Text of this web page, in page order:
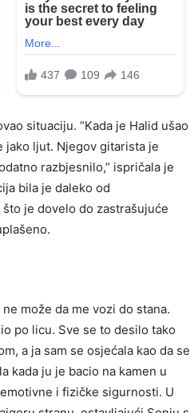
situaciju. “Kada je Halid ušao
jako ljut. Njegov gitarista je
razbjesnilo,” ispričala je
bila je daleko od
je dovelo do zastrašujuće
može da me vozi do stana.
po licu. Sve se to desilo tako
a ja sam se osjećala kao da se
kada ju je bacio na kamen u
i fizičke sigurnosti. U